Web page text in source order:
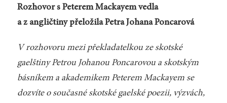
Rozhovor s Peterem Mackayem vedla
a z angličtiny přeložila Petra Johana Poncarová
V rozhovoru mezi překladatelkou ze skotské
gaelštiny Petrou Johanou Poncarovou a skotským
básníkem a akademikem Peterem Mackayem se
dozvíte o současné skotské gaelské poezii, výzvách,